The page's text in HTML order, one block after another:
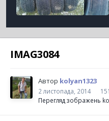
IMAG3084
Автор kolyan1323
2 листопада, 2014
Перегляд зображень